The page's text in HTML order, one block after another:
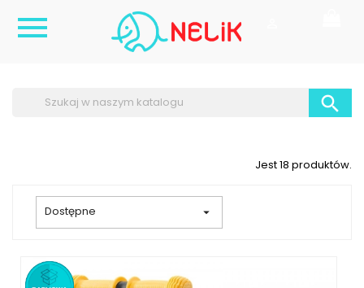


Jest 18 produktów.
Dostępne 